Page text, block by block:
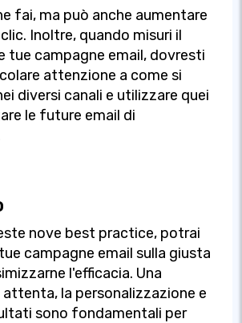
fai, ma può anche aumentare
Inoltre, quando misuri il
tue campagne email, dovresti
attenzione a come si
diversi canali e utilizzare quei
le future email di
nove best practice, potrai
campagne email sulla giusta
l'efficacia. Una
la personalizzazione e
sono fondamentali per